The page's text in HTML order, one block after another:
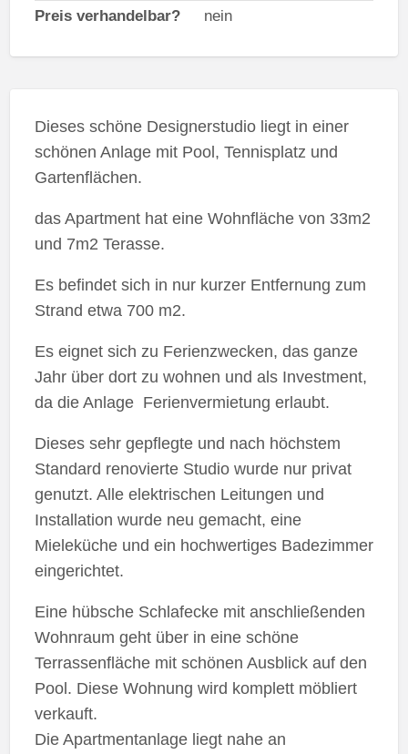
Preis verhandelbar?
nein
Dieses schöne Designerstudio liegt in einer
schönen Anlage mit Pool, Tennisplatz und
Gartenflächen.
das Apartment hat eine Wohnfläche von 33m2
und 7m2 Terasse.
Es befindet sich in nur kurzer Entfernung zum
Strand etwa 700 m2.
Es eignet sich zu Ferienzwecken, das ganze
Jahr über dort zu wohnen und als Investment,
da die Anlage Ferienvermietung erlaubt.
Dieses sehr gepflegte und nach höchstem
Standard renovierte Studio wurde nur privat
genutzt. Alle elektrischen Leitungen und
Installation wurde neu gemacht, eine
Mieleküche und ein hochwertiges Badezimmer
eingerichtet.
Eine hübsche Schlafecke mit anschließenden
Wohnraum geht über in eine schöne
Terrassenfläche mit schönen Ausblick auf den
Pool. Diese Wohnung wird komplett möbliert
verkauft.
Die Apartmentanlage liegt nahe an